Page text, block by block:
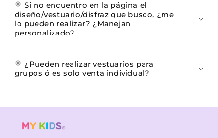
🍭 Si no encuentro en la página el
diseño/vestuario/disfraz que busco, ¿me
lo pueden realizar? ¿Manejan
personalizado?
🍭 ¿Pueden realizar vestuarios para
grupos ó es solo venta individual?